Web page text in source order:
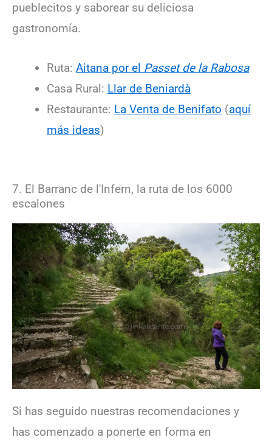
pueblecitos y saborear su deliciosa
gastronomía.
Ruta: Aitana por el Passet de la Rabosa
Casa Rural: Llar de Beniardà
Restaurante: La Venta de Benifato (aquí
más ideas)
7. El Barranc de l'Infern, la ruta de los 6000
escalones
Si has seguido nuestras recomendaciones y
has comenzado a ponerte en forma en